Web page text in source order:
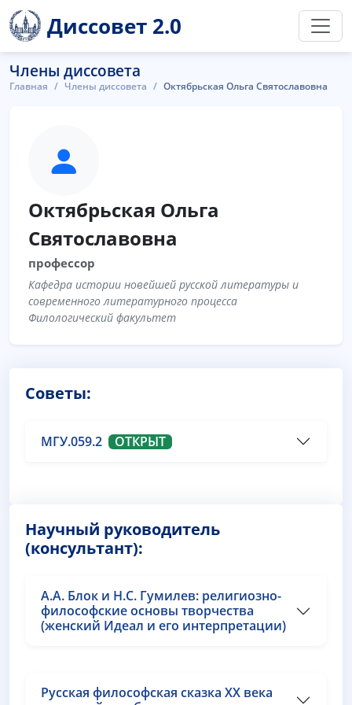
Диссовет 2.0
Члены диссовета
Главная Члены диссовета Октябрьская Ольга Святославовна
Октябрьская Ольга
Святославовна
профессор
Кафедра истории новейшей русской литературы и
современного литературного процесса
Филологический факультет
Советы:
МГУ.059.2 ОТКРЫТ
Научный руководитель
(консультант):
А.А. Блок и Н.С. Гумилев: религиозно-
философские основы творчества
(женский Идеал и его интерпретации)
Русская философская сказка ХХ века